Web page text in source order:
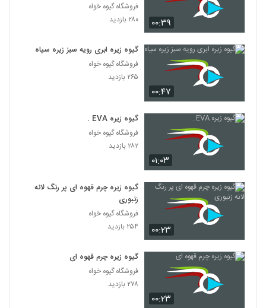
۰۰:۳۹
فروشگاه گیوه خواه
۲۸۰ بازدید
۰۰:۴۷
گیوه زیره ابری رویه سبز زیره سیاه
فروشگاه گیوه خواه
۲۶۵ بازدید
۰۱:۰۳
گیوه زیره EVA .
فروشگاه گیوه خواه
۲۸۲ بازدید
۰۰:۲۳
گیوه زیره چرم قهوه ای پر رنگ لانه
زنبوری
فروشگاه گیوه خواه
۲۵۴ بازدید
۰۰:۲۳
گیوه زیره چرم قهوه ای
فروشگاه گیوه خواه
۲۷۸ بازدید